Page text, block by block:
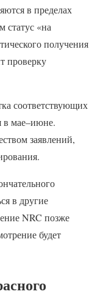
в пределах
статус «на
получения
проверку
соответствующих
в мае–июне.
заявлений,
в другие
NRC позже
будет